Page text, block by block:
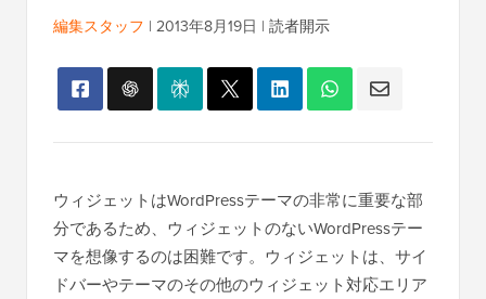
編集スタッフ | 2013年8月19日 | 読者開示
ウィジェットはWordPressテーマの非常に重要な部
分であるため、ウィジェットのないWordPressテー
マを想像するのは困難です。ウィジェットは、サイ
ドバーやテーマのその他のウィジェット対応エリア